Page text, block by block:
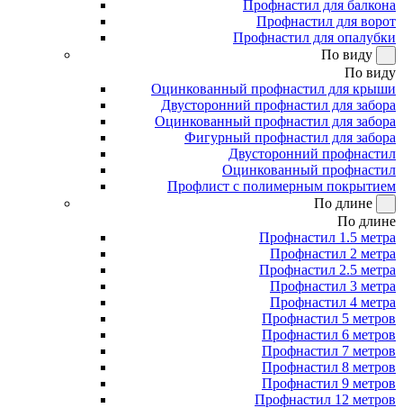
Профнастил для балкона
Профнастил для ворот
Профнастил для опалубки
По виду
По виду
Оцинкованный профнастил для крыши
Двусторонний профнастил для забора
Оцинкованный профнастил для забора
Фигурный профнастил для забора
Двусторонний профнастил
Оцинкованный профнастил
Профлист с полимерным покрытием
По длине
По длине
Профнастил 1.5 метра
Профнастил 2 метра
Профнастил 2.5 метра
Профнастил 3 метра
Профнастил 4 метра
Профнастил 5 метров
Профнастил 6 метров
Профнастил 7 метров
Профнастил 8 метров
Профнастил 9 метров
Профнастил 12 метров